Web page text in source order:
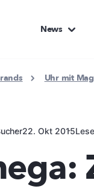
News
Uhr mit
22. Okt 2015